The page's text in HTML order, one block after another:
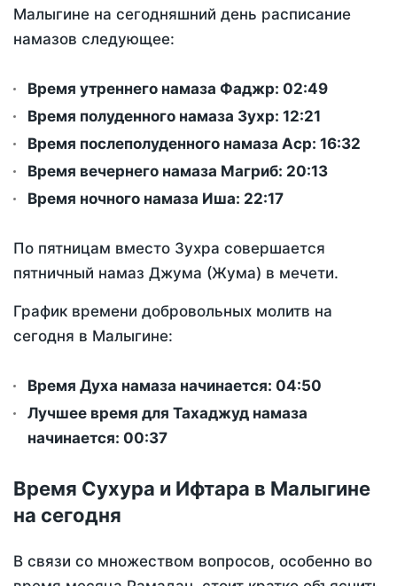
Малыгине на сегодняшний день расписание
намазов следующее:
Время утреннего намаза Фаджр: 02:49
Время полуденного намаза Зухр: 12:21
Время послеполуденного намаза Аср: 16:32
Время вечернего намаза Магриб: 20:13
Время ночного намаза Иша: 22:17
По пятницам вместо Зухра совершается
пятничный намаз Джума (Жума) в мечети.
График времени добровольных молитв на
сегодня в Малыгине:
Время Духа намаза начинается: 04:50
Лучшее время для Тахаджуд намаза
начинается: 00:37
Время Сухура и Ифтара в Малыгине
на сегодня
В связи со множеством вопросов, особенно во